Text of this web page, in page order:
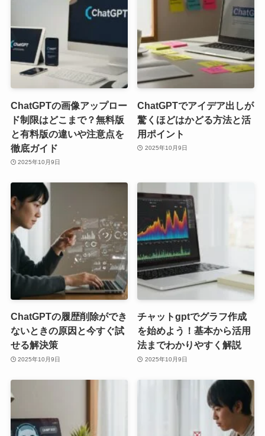
ChatGPTの画像アップロー
ド制限はどこまで？無料版
と有料版の違いや注意点を
徹底ガイド
2025年10月9日
ChatGPTでアイデア出しが
驚くほどはかどる方法と活
用ポイント
2025年10月9日
ChatGPTの履歴削除ができ
ないときの原因と今すぐ試
せる解決策
2025年10月9日
チャットgptでグラフ作成
を始めよう！基本から活用
法までわかりやすく解説
2025年10月9日